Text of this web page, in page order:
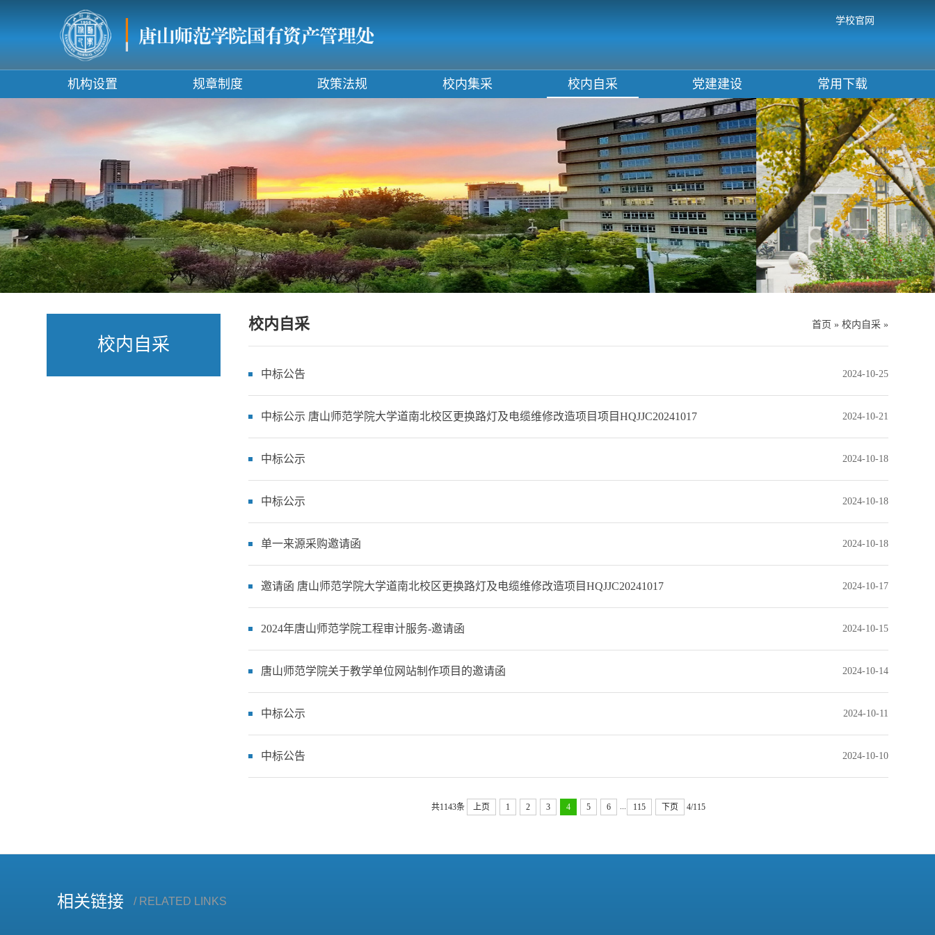
学校官网
机构设置 规章制度 政策法规 校内集采 校内自采 党建建设 常用下载
校内自采
校内自采 首页 » 校内自采»
中标公告 2024-10-25
中标公示 唐山师范学院大学道南北校区更换路灯及电缆维修改造项目项目HQJJC20241017 2024-10-21
中标公示 2024-10-18
中标公示 2024-10-18
单一来源采购邀请函 2024-10-18
邀请函 唐山师范学院大学道南北校区更换路灯及电缆维修改造项目HQJJC20241017 2024-10-17
2024年唐山师范学院工程审计服务-邀请函 2024-10-15
唐山师范学院关于教学单位网站制作项目的邀请函 2024-10-14
中标公示 2024-10-11
中标公告 2024-10-10
共1143条 上页 1 2 3 4 5 6 115 下页 4/115
相关链接 / RELATED LINKS